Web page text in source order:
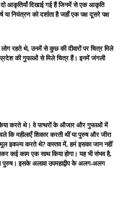
आकृतियाँ दिखाई गई हैं जिनमें से एक आकृति
नियंत्रण को दर्शाता है जहाँ एक पक्ष दूसरे पक्ष
रहते थे, उनमें से कुछ की दीवारों पर चित्र मिले
की गुफाओं से मिले चित्र हैं। इनमें जंगली
करते थे। वे पत्थरों के औजार और गुफाओं में
कि महीलाएँ शिकार करती थीं या पुरुष और जीरा
इकल्य करते थे? वास्तव में, हमं इसका जान नहीं
कई काम एक साथ किया होगा। यह भी संभव है,
इसके अलावा उपमहाद्वीप के अलग-अलग